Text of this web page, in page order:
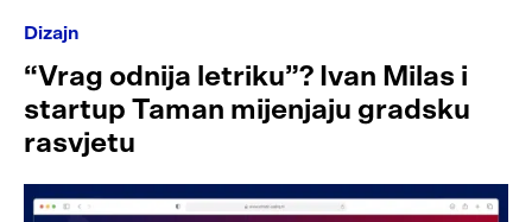
Dizajn
“Vrag odnija letriku”? Ivan Milas i
startup Taman mijenjaju gradsku
rasvjetu